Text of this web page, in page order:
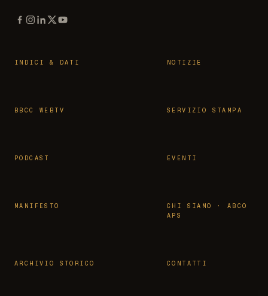
INDICI & DATI NOTIZIE
BBCC WEBTV SERVIZIO STAMPA
PODCAST EVENTI
MANIFESTO
CHI SIAMO · ABCO
APS
ARCHIVIO STORICO CONTATTI